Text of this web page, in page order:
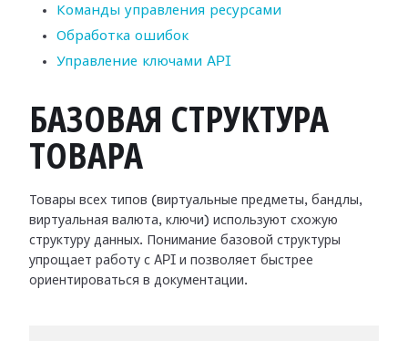
Команды управления ресурсами
Обработка ошибок
Управление ключами API
БАЗОВАЯ СТРУКТУРА
ТОВАРА
Товары всех типов (виртуальные предметы, бандлы,
виртуальная валюта, ключи) используют схожую
структуру данных. Понимание базовой структуры
упрощает работу с API и позволяет быстрее
ориентироваться в документации.